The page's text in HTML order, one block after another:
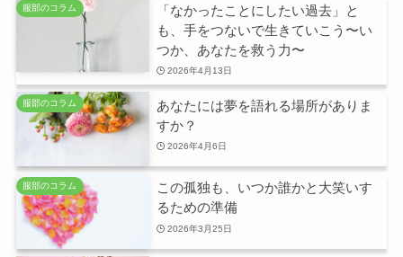
服部のコラム
「なかったことにしたい過去」と
も、手をつないで生きていこう〜い
つか、あなたを救う力〜
2026年4月13日
服部のコラム
あなたには夢を語れる場所がありま
すか？
2026年4月6日
服部のコラム
この孤独も、いつか誰かと大笑いす
るための準備
2026年3月25日